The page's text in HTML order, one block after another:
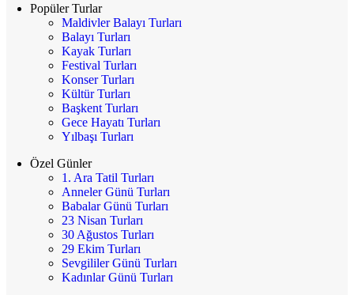
Popüler Turlar
Maldivler Balayı Turları
Balayı Turları
Kayak Turları
Festival Turları
Konser Turları
Kültür Turları
Başkent Turları
Gece Hayatı Turları
Yılbaşı Turları
Özel Günler
1. Ara Tatil Turları
Anneler Günü Turları
Babalar Günü Turları
23 Nisan Turları
30 Ağustos Turları
29 Ekim Turları
Sevgililer Günü Turları
Kadınlar Günü Turları